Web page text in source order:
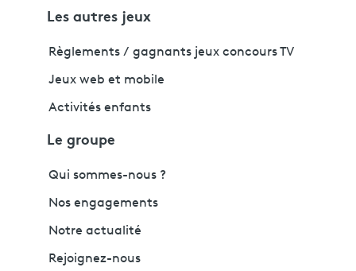
Les autres jeux
Règlements / gagnants jeux concours TV
Jeux web et mobile
Activités enfants
Le groupe
Qui sommes-nous ?
Nos engagements
Notre actualité
Rejoignez-nous